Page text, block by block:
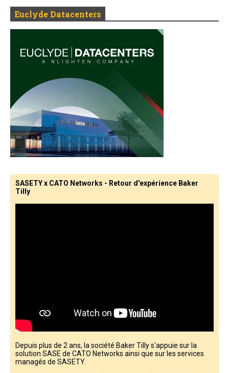
Euclyde Datacenters
SASETY x CATO Networks - Retour d'expérience Baker
Tilly
Depuis plus de 2 ans, la société Baker Tilly s'appuie sur la
solution SASE de CATO Networks ainsi que sur les services
managés de SASETY.